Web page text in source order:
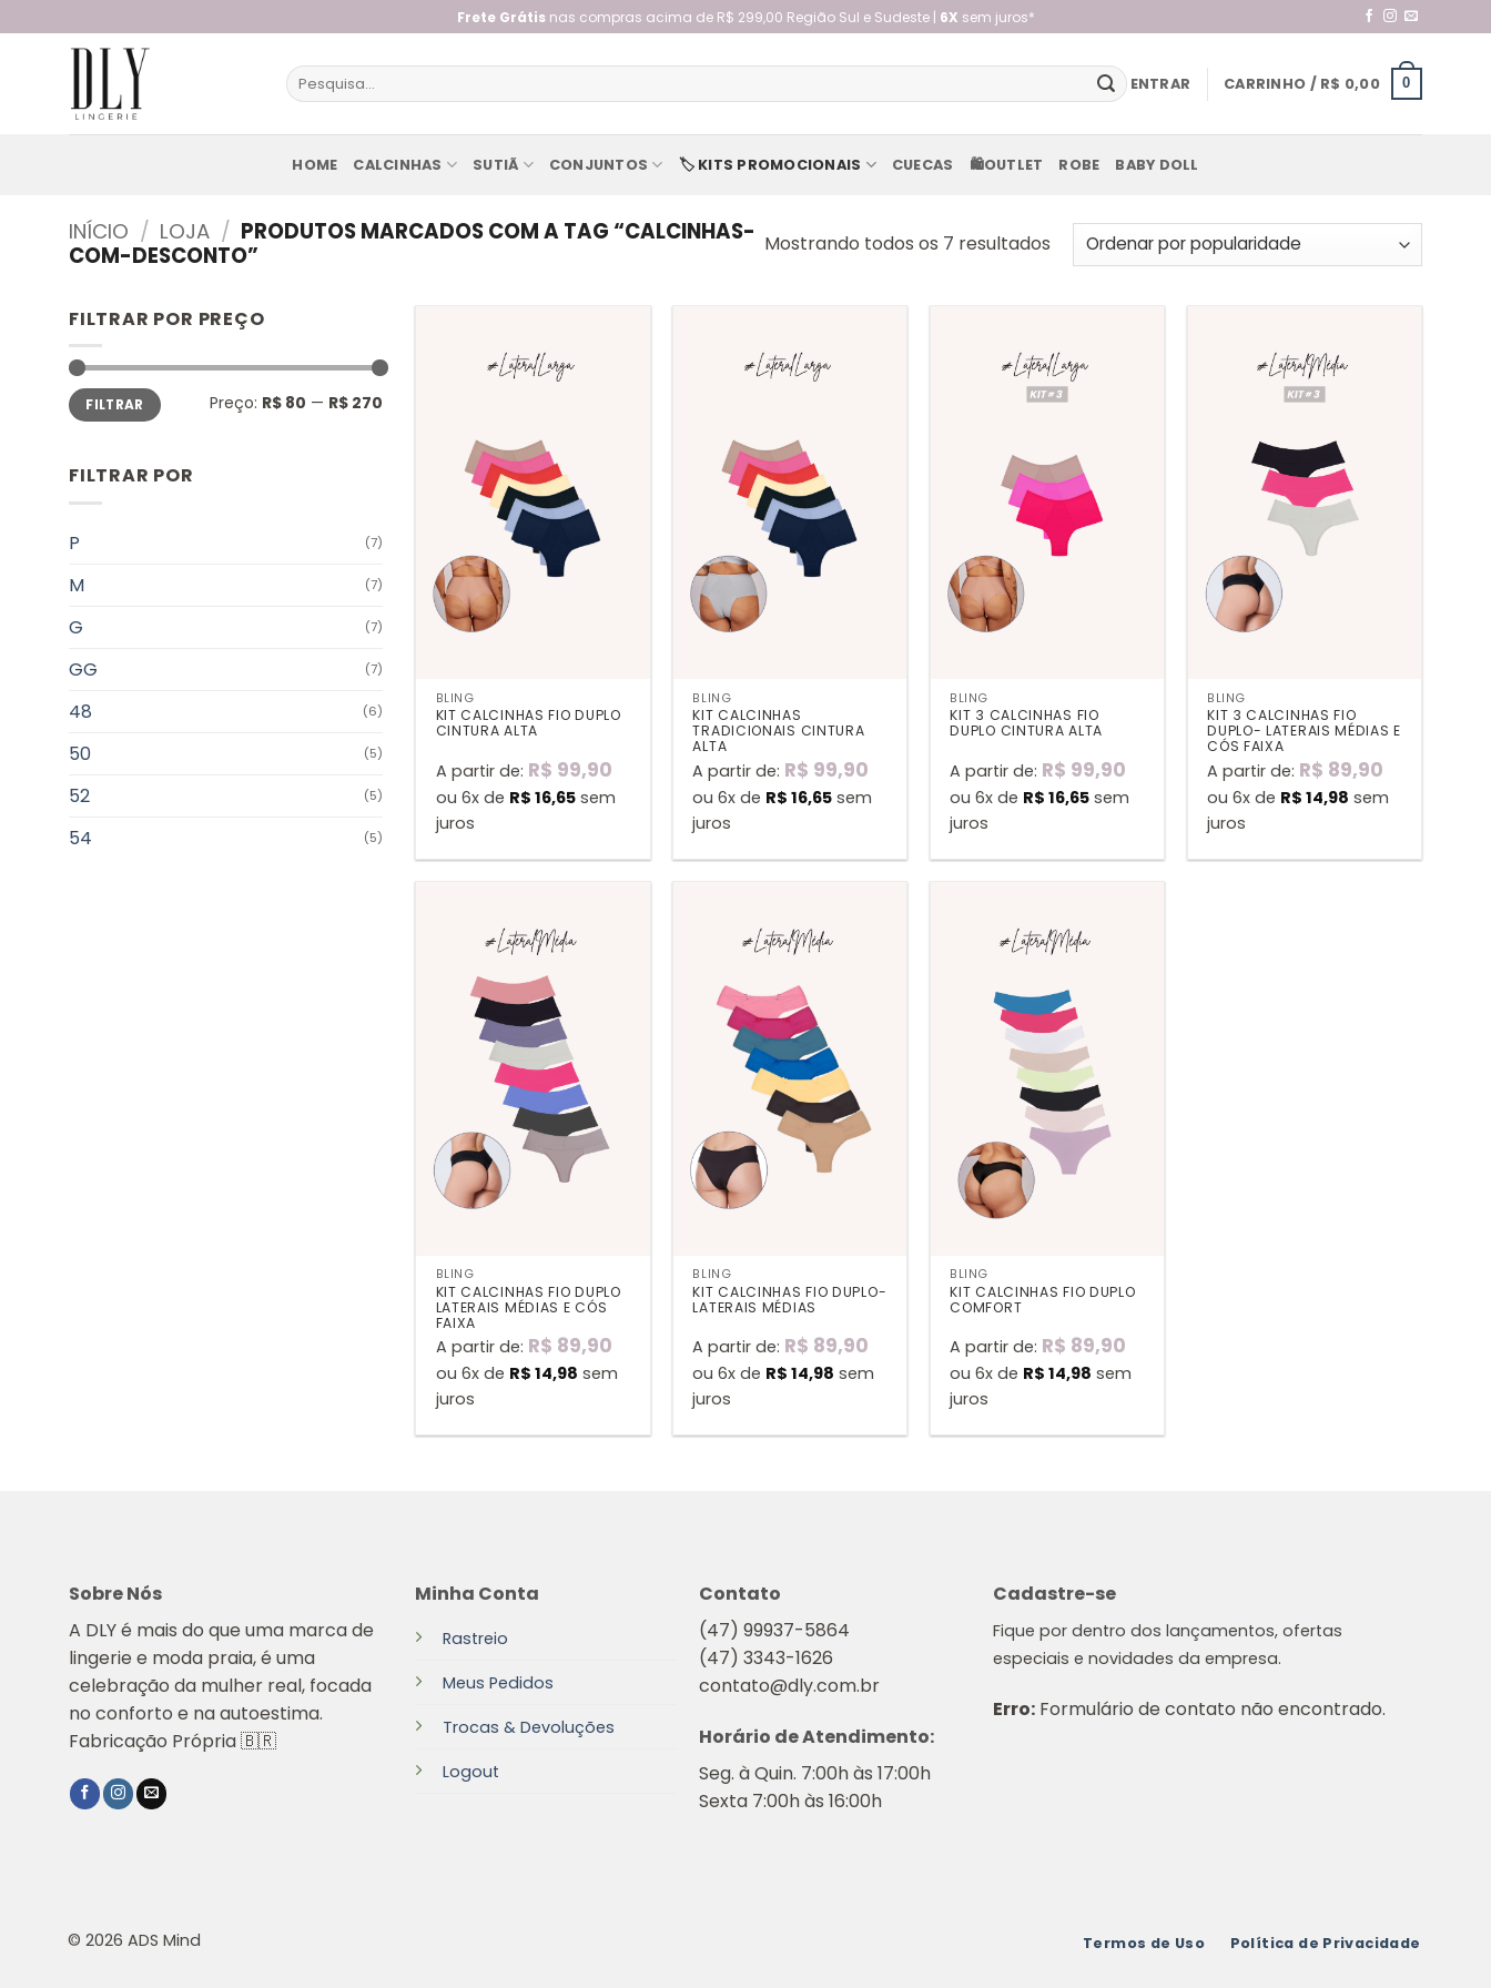
to
Frete Grátisnas compras acima de R$ 299,00 Região Sul e Sudeste | 6X sem juros*
Pesquisar
por:
ENTRAR CARRINHO / R$ 0,00 0
HOME CALCINHAS SUTIÃ CONJUNTOS 🏷️ KITS PROMOCIONAIS CUECAS 🛍️OUTLET ROBE BABY DOLL
INÍCIO / LOJA / PRODUTOS MARCADOS COM A TAG “CALCINHAS-
COM-DESCONTO”
Mostrando todos os 7 resultadosClassificado
por
FILTRAR POR PREÇO
Preço
mínimo
Preço
máximo
FILTRAR Preço: R$ 80 — R$ 270
FILTRAR POR
P (7)
M (7)
G (7)
GG (7)
48 (6)
50 (5)
52 (5)
54 (5)
BLING
KIT CALCINHAS FIO DUPLO
CINTURA ALTA
A partir de: R$ 99,90
ou 6x de R$ 16,65sem
juros
BLING
KIT CALCINHAS
TRADICIONAIS CINTURA
ALTA
A partir de: R$ 99,90
ou 6x de R$ 16,65 sem
juros
BLING
KIT 3 CALCINHAS FIO
DUPLO CINTURA ALTA
A partir de: R$ 99,90
ou 6x de R$ 16,65 sem
juros
BLING
KIT 3 CALCINHAS FIO
DUPLO- LATERAIS MÉDIAS E
CÓS FAIXA
A partir de: R$ 89,90
ou 6x de R$ 14,98 sem
juros
BLING
KIT CALCINHAS FIO DUPLO
LATERAIS MÉDIAS E CÓS
FAIXA
A partir de: R$ 89,90
ou 6x de R$ 14,98 sem
juros
BLING
KIT CALCINHAS FIO DUPLO-
LATERAIS MÉDIAS
A partir de: R$ 89,90
ou 6x de R$ 14,98 sem
juros
BLING
KIT CALCINHAS FIO DUPLO
COMFORT
A partir de: R$ 89,90
ou 6x de R$ 14,98 sem
juros
Sobre Nós
A DLY é mais do que uma marca de
lingerie e moda praia, é uma
celebração da mulher real, focada
no conforto e na autoestima.
Fabricação Própria 🇧🇷
Minha Conta
Rastreio
Meus Pedidos
Trocas & Devoluções
Logout
Contato
(47) 99937-5864
(47) 3343-1626
contato@dly.com.br
Horário de Atendimento:
Seg. à Quin. 7:00h às 17:00h
Sexta 7:00h às 16:00h
Cadastre-se
Fique por dentro dos lançamentos, ofertas
especiais e novidades da empresa.
Erro: Formulário de contato não encontrado.
© 2026 ADS Mind Termos de Uso Política de Privacidade